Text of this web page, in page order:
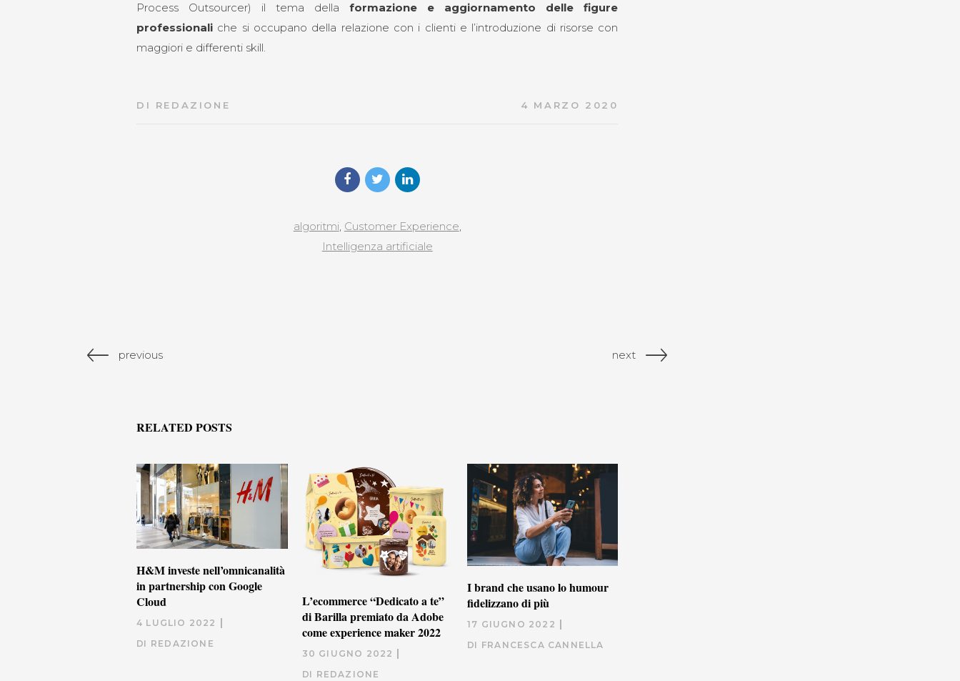
Process Outsourcer) il tema dellaformazione e aggiornamento delle figure
professionali che si occupano della relazione con i clienti e l’introduzione di risorse con
maggiori e differenti skill.
DI REDAZIONE 4 MARZO 2020
algoritmi, Customer Experience,
Intelligenza artificiale
previous next
RELATED POSTS
H&M investe nell’omnicanalità
in partnership con Google
Cloud
4 LUGLIO 2022
DI REDAZIONE
L’ecommerce “Dedicato a te”
di Barilla premiato da Adobe
come experience maker 2022
30 GIUGNO 2022
DI REDAZIONE
I brand che usano lo humour
fidelizzano di più
17 GIUGNO 2022
DI FRANCESCA CANNELLA